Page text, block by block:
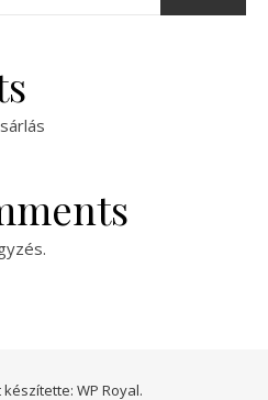
készítette: WP Royal.